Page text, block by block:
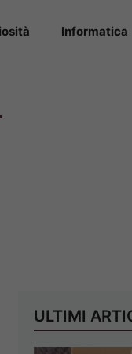
Informatica
ULTIMI